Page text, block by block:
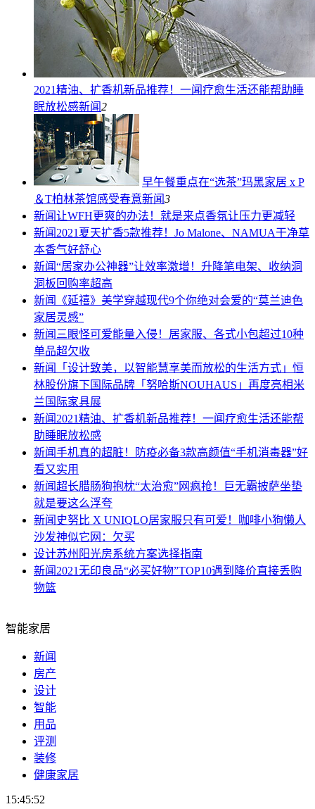
2021精油、扩香机新品推荐！一闻疗愈生活还能帮助睡
眠放松感新闻2
早午餐重点在“选茶”玛黑家居 x P
＆T柏林茶馆感受春意新闻3
新闻让WFH更爽的办法！就是来点香氛让压力更减轻
新闻2021夏天扩香5款推荐！Jo Malone、NAMUA干净草
本香气好舒心
新闻“居家办公神器”让效率激增！升降笔电架、收纳洞
洞板回购率超高
新闻
《延禧》美学穿越现代9个你绝对会爱的“莫兰迪色
家居灵感”
新闻 三眼怪可爱能量入侵！居家服、各式小包超过10种
单品超欠收
新闻
「设计致美，以智能慧享美而放松的生活方式」恒
林股份旗下国际品牌「努哈斯NOUHAUS」再度亮相米
兰国际家具展
新闻2021精油、扩香机新品推荐！一闻疗愈生活还能帮
助睡眠放松感
新闻手机真的超脏！防疫必备3款高颜值“手机消毒器”好
看又实用
新闻超长腊肠狗抱枕“太治愈”网疯抢！巨无霸披萨坐垫
就是要这么浮夸
新闻 史努比 X UNIQLO居家服只有可爱！咖啡小狗懒人
沙发神似它网：欠买
设计苏州阳光房系统方案选择指南
新闻2021无印良品“必买好物”TOP10遇到降价直接丢购
物篮
智能家居
新闻
房产
设计
智能
用品
评测
装修
健康家居
15:45:53